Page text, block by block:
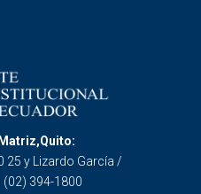
25 y Lizardo García /
(02) 394-1800